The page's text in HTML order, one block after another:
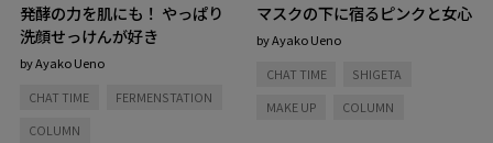
発酵の力を肌にも！ やっぱり
洗顔せっけんが好き
by Ayako Ueno
CHAT TIME FERMENSTATION
COLUMN
マスクの下に宿るピンクと女心
by Ayako Ueno
CHAT TIME SHIGETA
MAKE UP COLUMN